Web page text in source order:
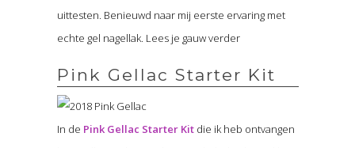
uittesten. Benieuwd naar mij eerste ervaring met
echte gel nagellak. Lees je gauw verder
Pink Gellac Starter Kit
In de Pink Gellac Starter Kitdie ik heb ontvangen